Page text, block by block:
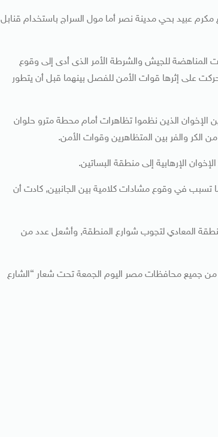
عبيد بحي مدينة نصر أما مول السراج باستخدام قنابل
المناهضة للجيش والشرطة الأمر الذى أدى إلى وقوع
على إثرها قوات الأمن للفصل بينهما قبل أن يتطور
الذين نظموا تظاهرات أمام محطة مترو حلوان
الكر والفر بين المتظاهرين وقوات الأمن.
الإرهابية إلى منطقة البساتين.
تسبب في وقوع مشادات كلامية بين الجانبين, كادت أن
المعادي لتجوب شوارع المنطقة, وأشعل عدد من
من جميع محافظات مصر اليوم الجمعة تحت شعار “الشارع